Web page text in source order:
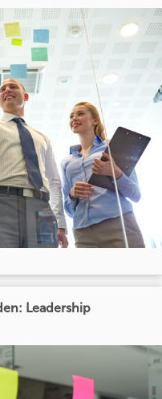
Leadership